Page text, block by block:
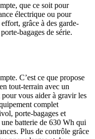
que ce soit pour
électrique ou pour
grâce à des garde-
bagages de série.
C’est ce que propose
tout-terrain avec un
vous aider à gravir les
complet
porte-bagages et
batterie de 630 Wh qui
Plus de contrôle grâce